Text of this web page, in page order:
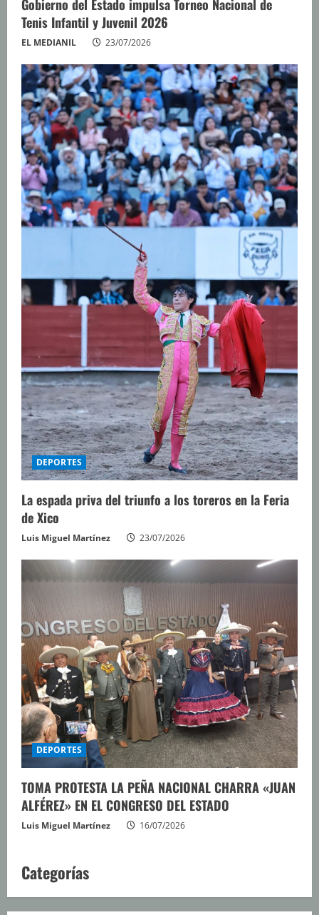
Gobierno del Estado impulsa Torneo Nacional de
Tenis Infantil y Juvenil 2026
EL MEDIANIL 23/07/2026
DEPORTES
La espada priva del triunfo a los toreros en la Feria
de Xico
Luis Miguel Martínez 23/07/2026
DEPORTES
TOMA PROTESTA LA PEÑA NACIONAL CHARRA «JUAN
ALFÉREZ» EN EL CONGRESO DEL ESTADO
Luis Miguel Martínez 16/07/2026
Categorías